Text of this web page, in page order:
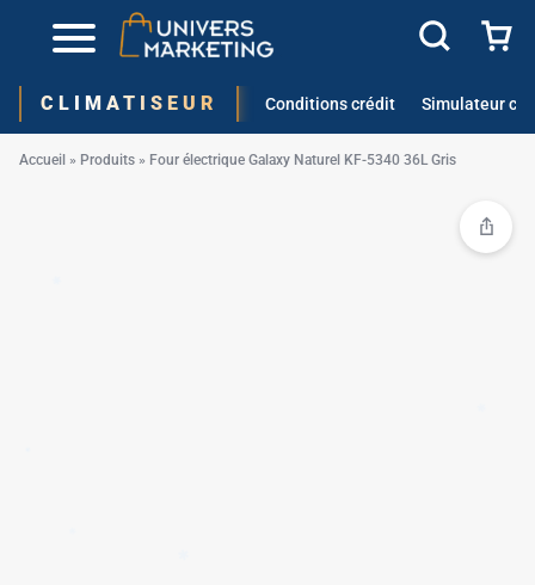
CLIMATISEUR Conditions crédit Simulateur
Accueil » Produits » Four électrique Galaxy Naturel KF-5340 36L Gris